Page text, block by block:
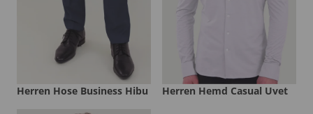
Herren Hose Business Hibu Herren Hemd Casual Uvet